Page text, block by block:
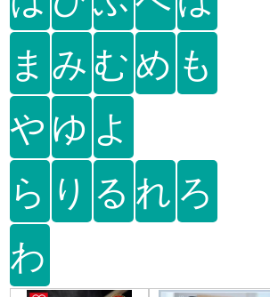
ま み むめ も
や ゆ よ
ら り る れ ろ
わ